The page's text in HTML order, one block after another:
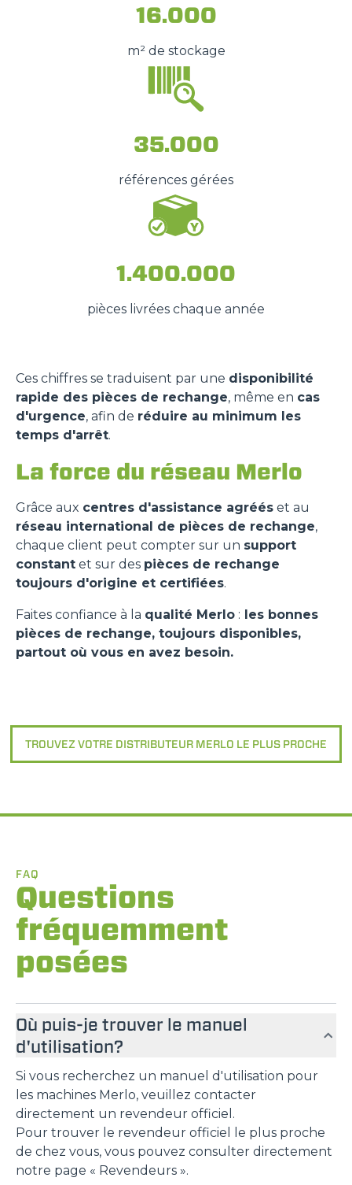
16.000
m² de stockage
35.000
références gérées
1.400.000
pièces livrées chaque année
Ces chiffres se traduisent par une disponibilité
rapide des pièces de rechange, même en cas
d'urgence, afin de réduire au minimum les
temps d'arrêt.
La force du réseau Merlo
Grâce aux centres d'assistance agréés et au
réseau international de pièces de rechange,
chaque client peut compter sur un support
constant et sur des pièces de rechange
toujours d'origine et certifiées.
Faites confiance à la qualité Merlo : les bonnes
pièces de rechange, toujours disponibles,
partout où vous en avez besoin.
TROUVEZ VOTRE DISTRIBUTEUR MERLO LE PLUS PROCHE
FAQ
Questions
fréquemment
posées
Où puis-je trouver le manuel
d'utilisation?
Si vous recherchez un manuel d'utilisation pour
les machines Merlo, veuillez contacter
directement un revendeur officiel.
Pour trouver le revendeur officiel le plus proche
de chez vous, vous pouvez consulter directement
notre page « Revendeurs ».